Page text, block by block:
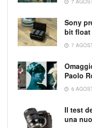
Sony
bit float
7
Paolo
6
Il test
una